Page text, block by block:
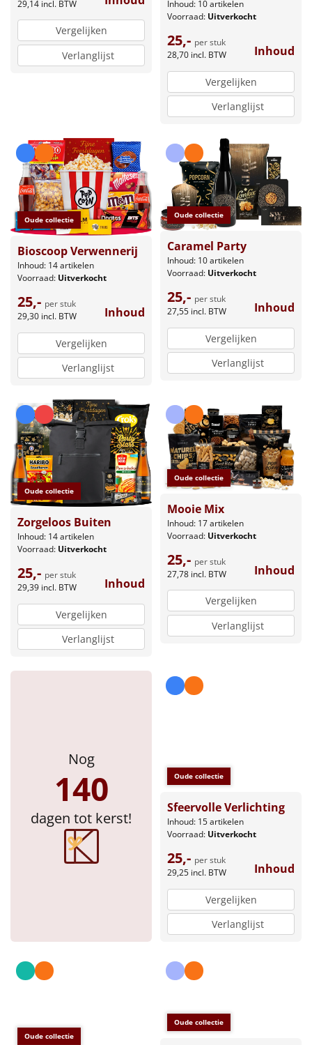
29,14 incl. BTW
Vergelijken
Verlanglijst
Inhoud: 10 artikelen
Voorraad: Uitverkocht
25,- per stuk
28,70 incl. BTW Inhoud
Vergelijken
Verlanglijst
Oude collectie
Bioscoop Verwennerij
Inhoud: 14 artikelen
Voorraad: Uitverkocht
25,- per stuk
29,30 incl. BTW Inhoud
Vergelijken
Verlanglijst
Oude collectie
Caramel Party
Inhoud: 10 artikelen
Voorraad: Uitverkocht
25,- per stuk
27,55 incl. BTW Inhoud
Vergelijken
Verlanglijst
Oude collectie
Zorgeloos Buiten
Inhoud: 14 artikelen
Voorraad: Uitverkocht
25,- per stuk
29,39 incl. BTW Inhoud
Vergelijken
Verlanglijst
Oude collectie
Mooie Mix
Inhoud: 17 artikelen
Voorraad: Uitverkocht
25,- per stuk
27,78 incl. BTW Inhoud
Vergelijken
Verlanglijst
Nog
140
dagen tot kerst!
Oude collectie
Sfeervolle Verlichting
Inhoud: 15 artikelen
Voorraad: Uitverkocht
25,- per stuk
29,25 incl. BTW Inhoud
Vergelijken
Verlanglijst
Oude collectie
Oude collectie